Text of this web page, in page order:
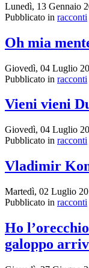
Lunedì, 13 Gennaio
Pubblicato in racconti
Oh mia
Giovedì, 04 Luglio
Pubblicato in racconti
Vieni vieni
Giovedì, 04 Luglio
Pubblicato in racconti
Vladimir
Martedì, 02 Luglio
Pubblicato in racconti
Ho
galoppo